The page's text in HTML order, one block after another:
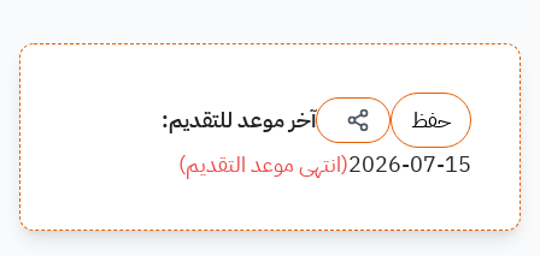
حفظ
آخر موعد للتقديم:
2026-07-15
(انتهى موعد التقديم)